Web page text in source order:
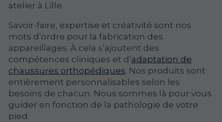
atelier à Lille.
Savoir-faire, expertise et créativité sont nos
mots d’ordre pour la fabrication des
appareillages. À cela s’ajoutent des
compétences cliniques et d’adaptation de
chaussures orthopédiques. Nos produits sont
entièrement personnalisables selon les
besoins de chacun. Nous sommes là pour vous
guider en fonction de la pathologie de votre
pied.